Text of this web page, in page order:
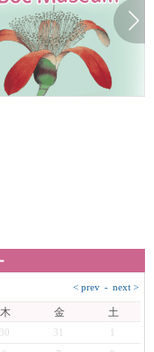
木 金 土
30 31